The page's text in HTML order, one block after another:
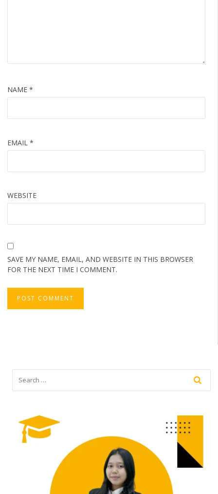
NAME *
EMAIL *
WEBSITE
SAVE MY NAME, EMAIL, AND WEBSITE IN THIS BROWSER
FOR THE NEXT TIME I COMMENT.